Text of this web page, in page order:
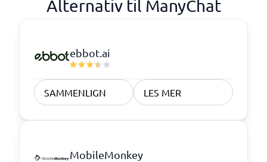
Alternativ til ManyChat
ebbot.ai
SAMMENLIGN LES MER
MobileMonkey